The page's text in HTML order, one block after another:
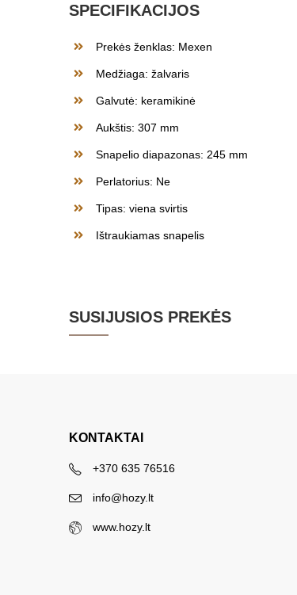
SPECIFIKACIJOS
Prekės ženklas: Mexen
Medžiaga: žalvaris
Galvutė: keramikinė
Aukštis: 307 mm
Snapelio diapazonas: 245 mm
Perlatorius: Ne
Tipas: viena svirtis
Ištraukiamas snapelis
SUSIJUSIOS PREKĖS
KONTAKTAI
+370 635 76516
info@hozy.lt
www.hozy.lt